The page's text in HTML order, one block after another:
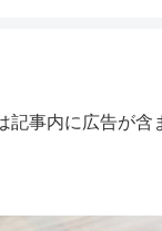
記事内に広告が含